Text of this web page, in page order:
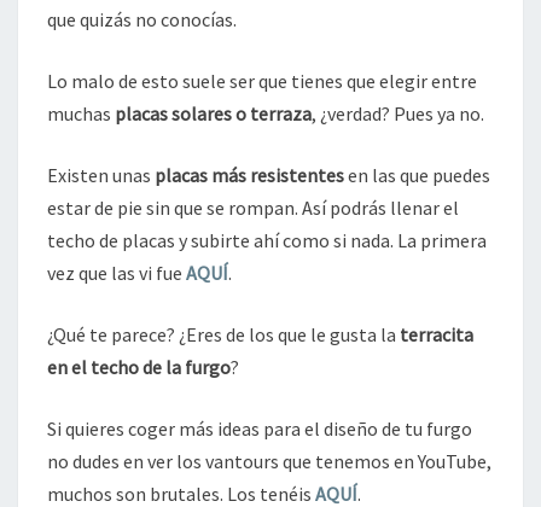
que quizás no conocías.
Lo malo de esto suele ser que tienes que elegir entre
muchas placas solares o terraza, ¿verdad? Pues ya no.
Existen unas placas más resistentesen las que puedes
estar de pie sin que se rompan. Así podrás llenar el
techo de placas y subirte ahí como si nada. La primera
vez que las vi fue AQUÍ.
¿Qué te parece? ¿Eres de los que le gusta la terracita
en el techo de la furgo?
Si quieres coger más ideas para el diseño de tu furgo
no dudes en ver los vantours que tenemos en YouTube,
muchos son brutales. Los tenéis AQUÍ.